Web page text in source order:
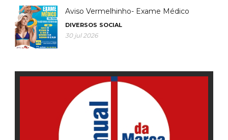
Aviso Vermelhinho- Exame Médico
DIVERSOS SOCIAL
30 jul 2026